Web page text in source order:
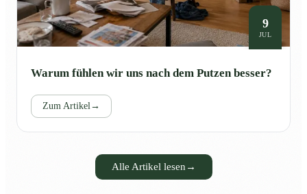
9
JUL
Warum fühlen wir uns nach dem Putzen besser?
Zum Artikel→
Alle Artikel lesen →